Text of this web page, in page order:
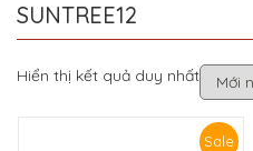
SUNTREE12
Hiển thị kết quả duy nhất
Sale